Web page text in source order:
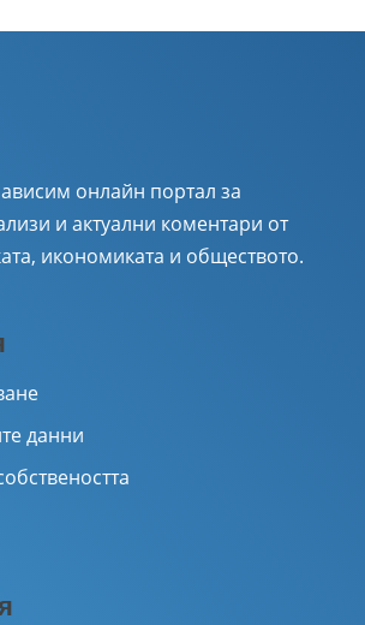
онлайн портал за
и актуални коментари от
икономиката и обществото.
данни